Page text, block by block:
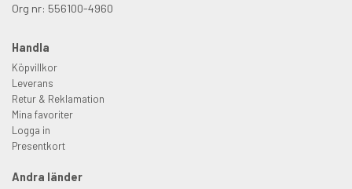
Org nr: 556100-4960
Handla
Köpvillkor
Leverans
Retur & Reklamation
Mina favoriter
Logga in
Presentkort
Andra länder